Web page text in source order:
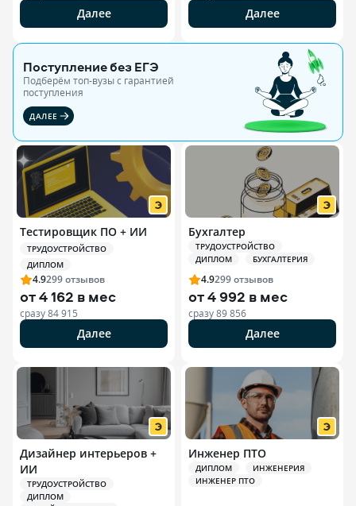
Далее Далее
Поступление без ЕГЭ
Подберём топ-вузы c гарантией
поступления
ДАЛЕЕ
Тестировщик ПО + ИИ
ТРУДОУСТРОЙСТВО
ДИПЛОМ
4.9299отзывов
от4 162 в мес
сразу84 915
Далее
Бухгалтер
ТРУДОУСТРОЙСТВО
ДИПЛОМ
БУХГАЛТЕРИЯ
4.9299отзывов
от4 992 в мес
сразу89 856
Далее
Дизайнер интерьеров +
ИИ
ТРУДОУСТРОЙСТВО
ДИПЛОМ
Инженер ПТО
ДИПЛОМ
ИНЖЕНЕРИЯ
ИНЖЕНЕР ПТО